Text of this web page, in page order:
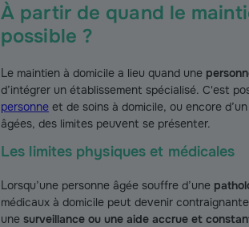
À partir de quand le
possible ?
Le maintien à domicile a lieu quand une
d’intégrer un établissement spécialisé. C'est
personne et de soins à domicile, ou encore
âgées, des limites peuvent se présenter.
Les limites physiques et médicales
Lorsqu’une personne âgée souffre d’une
médicaux à domicile peut devenir
une surveillance ou une aide accrue et